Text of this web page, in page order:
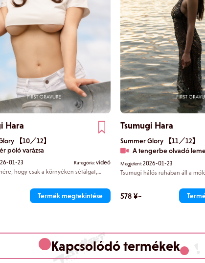
Hara
【10／12】
póló varázsa
01-23 Kategória:videó
hogy csak a környéken sétálgat,
az, aki zavarba jön. Minden
amikor lábujjhegyre áll, nem tudod, hova
Termék megtekintése
Tsumugi Hara
Summer Glory 【11／12】
A tengerbe olvadó
Megjelent:2026-01-23
Tsumugi hálós ruhában áll a
csendesen összeolvadnak,
lenyugvó nap fényében.
578 ¥~
Kapcsolódó termékek